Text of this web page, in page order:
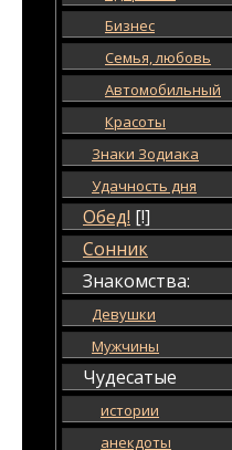
Бизнес
Семья, любовь
Автомобильный
Красоты
Знаки Зодиака
Удачность дня
Обед! [!]
Сонник
Знакомства:
Девушки
Мужчины
Чудесатые
истории
анекдоты